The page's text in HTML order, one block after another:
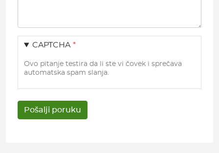
CAPTCHA
Ovo pitanje testira da li ste vi čovek i sprečava
automatska spam slanja.